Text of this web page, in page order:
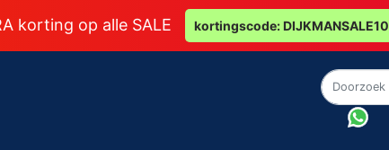
korting op alle SALE kortingscode: DIJKMANSALE10